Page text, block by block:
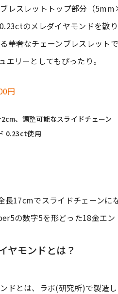
ブレスレットトップ部分（
のメレダイヤモンドを散
華奢なチェーンブレスレット
エリーとしてもぴったり。
、調整可能なスライドチェーン
0.23ct使用
長17cmでスライドチェーンに
の数字5を形どった18金エン
ヤモンドとは？
ドとは、ラボ(研究所)で製造